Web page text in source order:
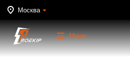
Москва
Меню